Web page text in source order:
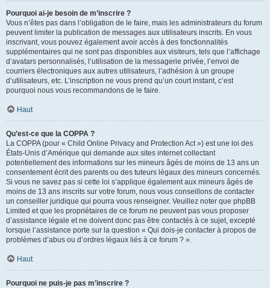
Pourquoi ai-je besoin de m’inscrire ?
Vous n’êtes pas dans l’obligation de le faire, mais les administrateurs du forum
peuvent limiter la publication de messages aux utilisateurs inscrits. En vous
inscrivant, vous pouvez également avoir accès à des fonctionnalités
supplémentaires qui ne sont pas disponibles aux visiteurs, tels que l’affichage
d’avatars personnalisés, l’utilisation de la messagerie privée, l’envoi de
courriers électroniques aux autres utilisateurs, l’adhésion à un groupe
d’utilisateurs, etc. L’inscription ne vous prend qu’un court instant, c’est
pourquoi nous vous recommandons de le faire.
Haut
Qu’est-ce que la COPPA ?
La COPPA (pour « Child Online Privacy and Protection Act ») est une loi des
États-Unis d’Amérique qui demande aux sites internet collectant
potentiellement des informations sur les mineurs âgés de moins de 13 ans un
consentement écrit des parents ou des tuteurs légaux des mineurs concernés.
Si vous ne savez pas si cette loi s’applique également aux mineurs âgés de
moins de 13 ans inscrits sur votre forum, nous vous conseillons de contacter
un conseiller juridique qui pourra vous renseigner. Veuillez noter que phpBB
Limited et que les propriétaires de ce forum ne peuvent pas vous proposer
d’assistance légale et ne doivent donc pas être contactés à ce sujet, excepté
lorsque l’assistance porte sur la question « Qui dois-je contacter à propos de
problèmes d’abus ou d’ordres légaux liés à ce forum ? ».
Haut
Pourquoi ne puis-je pas m’inscrire ?